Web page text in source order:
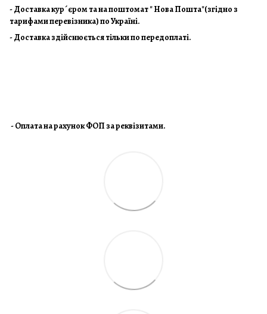
- Доставка кур´єром та на поштомат " Нова Пошта"(згідно з
тарифами перевізника) по Україні.
- Доставка здійснюється тільки по передоплаті.
- Оплата на рахунок ФОП за реквізитами.